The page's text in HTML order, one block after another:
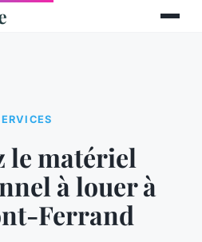
le matériel
à louer à
Ferrand